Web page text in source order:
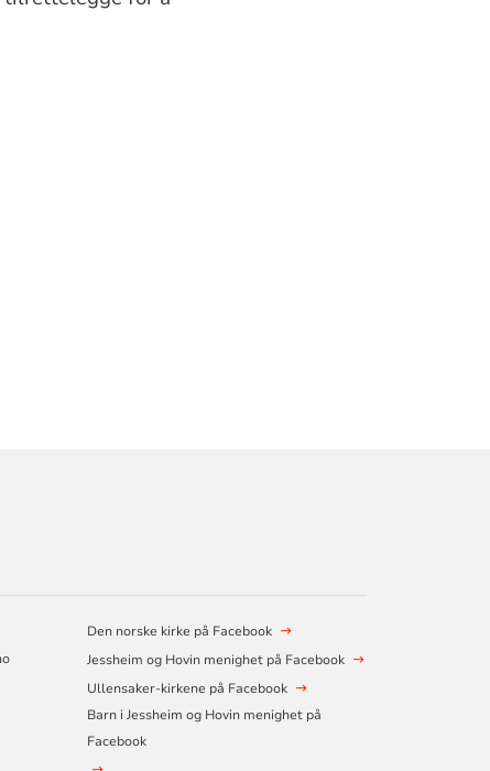
Den norske kirke på Facebook
Jessheim og Hovin menighet på Facebook
Ullensaker-kirkene på Facebook
Barn i Jessheim og Hovin menighet på
Facebook